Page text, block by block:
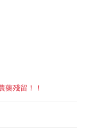
藥殘留！！